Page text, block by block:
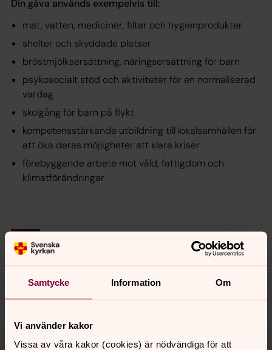
Samtycke Information Om
Vi använder kakor
Vissa av våra kakor (cookies) är nödvändiga för att
Din gåva används exempelvis till:
mat, vatten, mediciner, filtar och hygienprodukter
shelter och skyddade platser
bröstmjölksersättning, näringsersättning för barn
psykosocialt stöd och aktiviteter för en normaliserad
vardag
skolgång för barn på flykt
kompetensstärkande utbildning till lokalsamhällen för
att öka deras möjligheter att klara kriser
förebyggande arbete mot våld, fattigdom och
klimatförändringar
Synpunkter eller frågor på sidans
innehåll?
Tillbaka till toppen
Tillbaka till innehållet